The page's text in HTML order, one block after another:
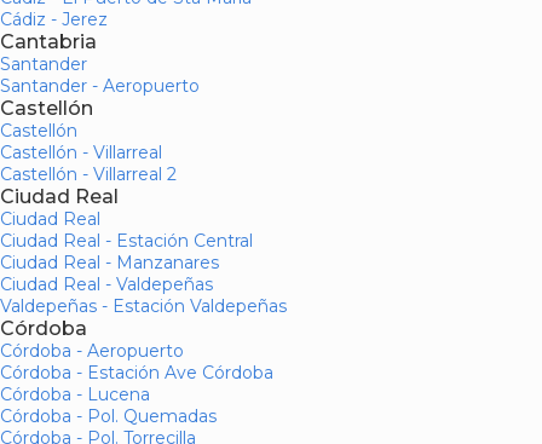
Cádiz - Jerez
Cantabria
Santander
Santander - Aeropuerto
Castellón
Castellón
Castellón - Villarreal
Castellón - Villarreal 2
Ciudad Real
Ciudad Real
Ciudad Real - Estación Central
Ciudad Real - Manzanares
Ciudad Real - Valdepeñas
Valdepeñas - Estación Valdepeñas
Córdoba
Córdoba - Aeropuerto
Córdoba - Estación Ave Córdoba
Córdoba - Lucena
Córdoba - Pol. Quemadas
Córdoba - Pol. Torrecilla